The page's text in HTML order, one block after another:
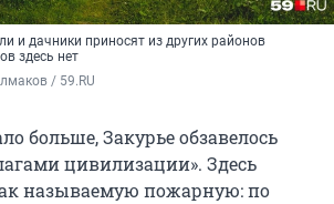
и дачники приносят из других районов
здесь нет
/ 59.RU
больше, Закурье обзавелось
цивилизации». Здесь
называемую пожарную: по